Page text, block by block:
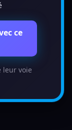
ce
leur voie